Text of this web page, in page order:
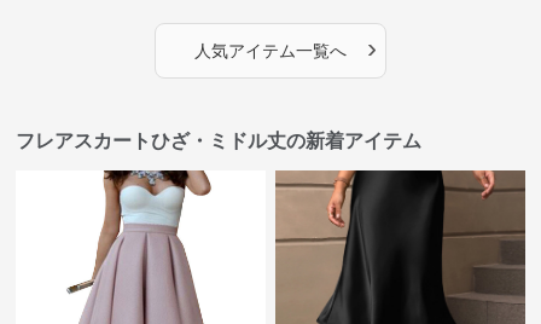
人気アイテム一覧へ ›
フレアスカートひざ・ミドル丈の新着アイテム